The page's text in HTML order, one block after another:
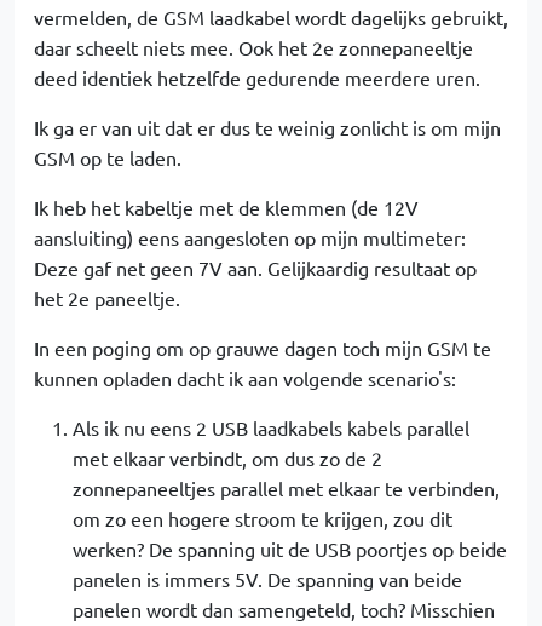
vermelden, de GSM laadkabel wordt dagelijks gebruikt,
daar scheelt niets mee. Ook het 2e zonnepaneeltje
deed identiek hetzelfde gedurende meerdere uren.
Ik ga er van uit dat er dus te weinig zonlicht is om mijn
GSM op te laden.
Ik heb het kabeltje met de klemmen (de 12V
aansluiting) eens aangesloten op mijn multimeter:
Deze gaf net geen 7V aan. Gelijkaardig resultaat op
het 2e paneeltje.
In een poging om op grauwe dagen toch mijn GSM te
kunnen opladen dacht ik aan volgende scenario's:
Als ik nu eens 2 USB laadkabels kabels parallel
met elkaar verbindt, om dus zo de 2
zonnepaneeltjes parallel met elkaar te verbinden,
om zo een hogere stroom te krijgen, zou dit
werken? De spanning uit de USB poortjes op beide
panelen is immers 5V. De spanning van beide
panelen wordt dan samengeteld, toch? Misschien